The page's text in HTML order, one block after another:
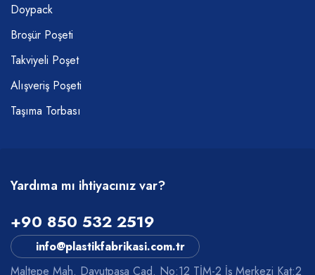
Doypack
Broşür Poşeti
Takviyeli Poşet
Alışveriş Poşeti
Taşıma Torbası
Yardıma mı ihtiyacınız var?
+90 850 532 2519
info@plastikfabrikasi.com.tr
Maltepe Mah. Davutpaşa Cad. No:12 TİM-2 İş Merkezi Kat:2